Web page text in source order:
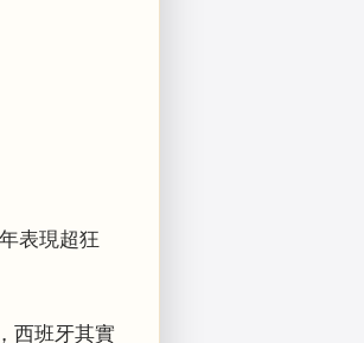
表現超狂
西班牙其實